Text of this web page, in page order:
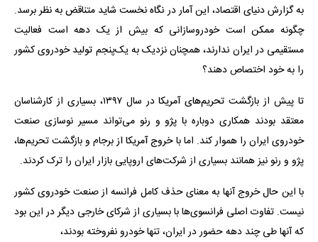
به گزارش دنیای اقتصاد، این آمار در نگاه نخست شاید متناقض به نظر برسد.
چگونه ممکن است خودروسازانی که بیش از یک دهه است فعالیت
مستقیمی در ایران ندارند، همچنان نزدیک به یک‌پنجم تولید خودروی کشور
را به خود اختصاص دهند؟
تا پیش از بازگشت تحریم‌های آمریکا در سال ۱۳۹۷، بسیاری از کارشناسان
معتقد بودند همکاری دوباره با پژو و رنو می‌تواند مسیر نوسازی صنعت
خودروی ایران را هموار کند. اما با خروج آمریکا از برجام و بازگشت تحریم‌ها،
پژو و رنو نیز همانند بسیاری از شرکت‌های اروپایی بازار ایران را ترک کردند.
با این حال خروج آنها به معنای حذف کامل فرانسه از صنعت خودروی کشور
نیست. تفاوت اصلی فرانسوی‌ها با بسیاری از شرکای خارجی دیگر در این بود
که آنها طی چند دهه حضور در ایران، تنها خودرو نفروخته بودند،